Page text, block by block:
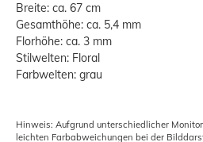
Breite: ca. 67 cm
Gesamthöhe: ca. 5,4 mm
Florhöhe: ca. 3 mm
Stilwelten: Floral
Farbwelten: grau
Hinweis: Aufgrund unterschiedlicher
leichten Farbabweichungen bei der